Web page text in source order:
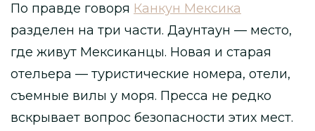
По правде говоря Канкун Мексика
разделен на три части. Даунтаун — место,
где живут Мексиканцы. Новая и старая
отельера — туристические номера, отели,
съемные вилы у моря. Пресса не редко
вскрывает вопрос безопасности этих мест.